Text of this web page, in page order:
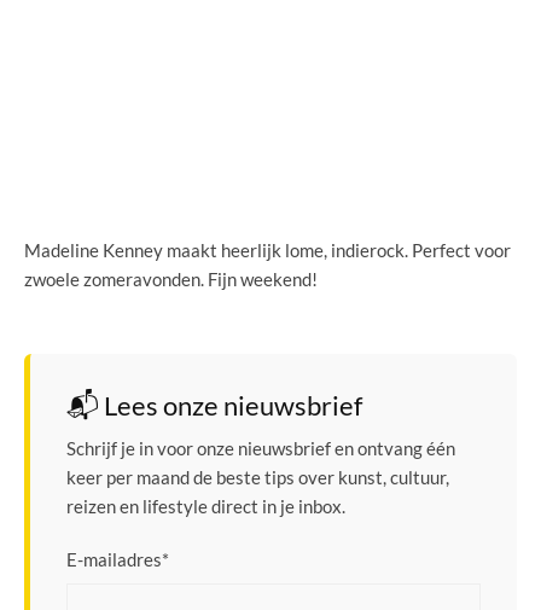
Madeline Kenney maakt heerlijk lome, indierock. Perfect voor
zwoele zomeravonden. Fijn weekend!
📬 Lees onze nieuwsbrief
Schrijf je in voor onze nieuwsbrief en ontvang één
keer per maand de beste tips over kunst, cultuur,
reizen en lifestyle direct in je inbox.
E-mailadres*